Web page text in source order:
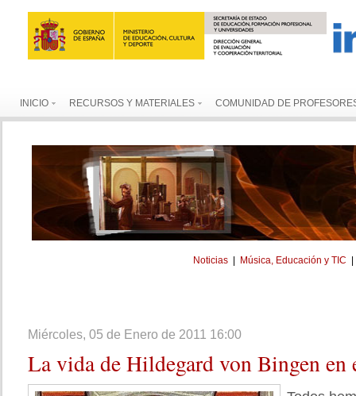
INICIO RECURSOS Y MATERIALES COMUNIDAD DE
Noticias Música, Educación y TIC
Miércoles, 05 de Enero de 2011 16:00
Lavida de Hildegard von Bingen en